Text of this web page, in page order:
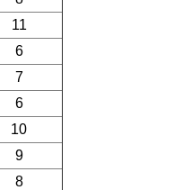
11
6
7
6
10
9
8